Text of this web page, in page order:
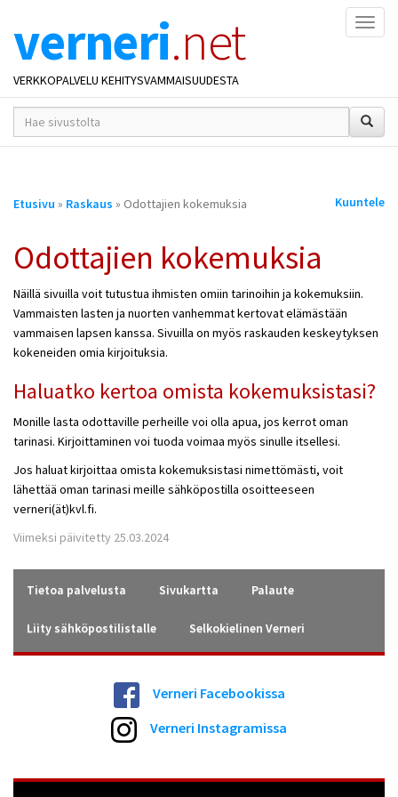
verneri.net
VERKKOPALVELU KEHITYSVAMMAISUUDESTA
hakusana(t)
*
Olet
Etusivu » Raskaus » Odottajien kokemuksia Kuuntele
Odottajien kokemuksia
Näillä sivuilla voit tutustua ihmisten omiin tarinoihin ja kokemuksiin.
Vammaisten lasten ja nuorten vanhemmat kertovat elämästään
vammaisen lapsen kanssa. Sivuilla on myös raskauden keskeytyksen
kokeneiden omia kirjoituksia.
Haluatko kertoa omista kokemuksistasi?
Monille lasta odottaville perheille voi olla apua, jos kerrot oman
tarinasi. Kirjoittaminen voi tuoda voimaa myös sinulle itsellesi.
Jos haluat kirjoittaa omista kokemuksistasi nimettömästi, voit
lähettää oman tarinasi meille sähköpostilla osoitteeseen
verneri(ät)kvl.fi.
Viimeksi päivitetty 25.03.2024
Tietoa palvelusta Sivukartta Palaute
Liity sähköpostilistalle Selkokielinen Verneri
Verneri Facebookissa
Verneri Instagramissa